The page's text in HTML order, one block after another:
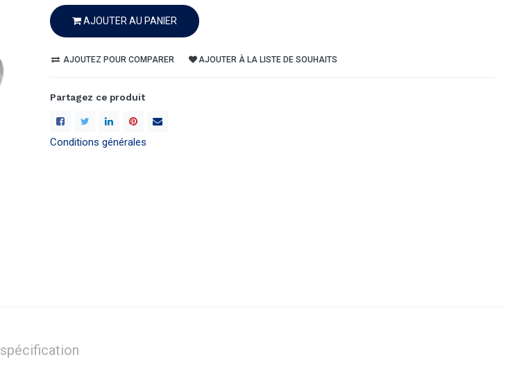
AJOUTER AU PANIER
AJOUTEZ POUR COMPARER AJOUTER À LA LISTE DE SOUHAITS
Partagez ce produit
Conditions générales
spécification